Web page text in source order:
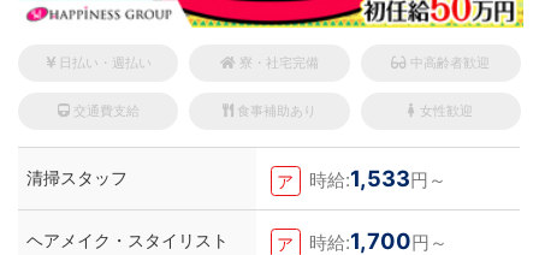
日払い・週払い 寮・社宅完備 中高齢者歓迎
交通費支給 食事補助あり 女性歓迎
清掃スタッフ ア 時給:1,533円～
ヘアメイク・スタイリスト ア 時給:1,700円～